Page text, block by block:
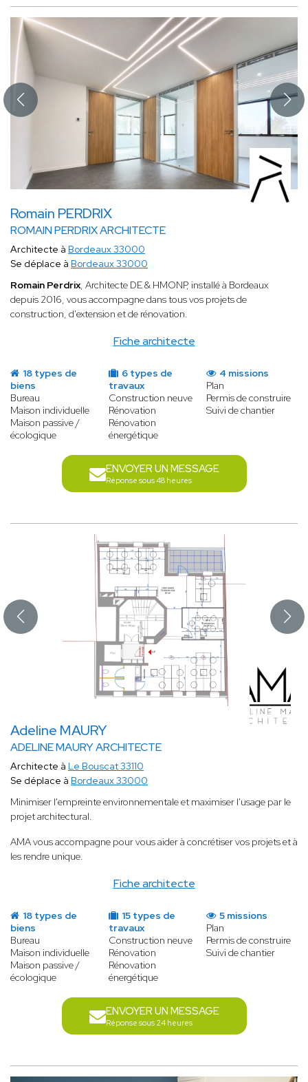
Romain PERDRIX
ROMAIN PERDRIX ARCHITECTE
Fiche architecte
Architecte à Bordeaux 33000
Se déplace à Bordeaux 33000
Romain Perdrix, Architecte DE & HMONP, installé à Bordeaux
depuis 2016, vous accompagne dans tous vos projets de
construction, d'extension et de rénovation.
18 types de
biens
Bureau
Maison individuelle
Maison passive /
écologique
6 types de
travaux
Construction neuve
Rénovation
Rénovation
énergétique
4 missions
Plan
Permis de construire
Suivi de chantier
ENVOYER UN MESSAGE
Réponse sous 48 heures
Adeline MAURY
ADELINE MAURY ARCHITECTE
Fiche architecte
Architecte à Le Bouscat 33110
Se déplace à Bordeaux 33000
Minimiser l'empreinte environnementale et maximiser l'usage par le
projet architectural.
AMA vous accompagne pour vous aider à concrétiser vos projets et à
les rendre unique.
18 types de
biens
Bureau
Maison individuelle
Maison passive /
écologique
15 types de
travaux
Construction neuve
Rénovation
Rénovation
énergétique
5 missions
Plan
Permis de construire
Suivi de chantier
ENVOYER UN MESSAGE
Réponse sous 24 heures